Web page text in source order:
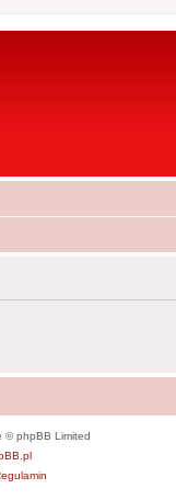
© phpBB Limited